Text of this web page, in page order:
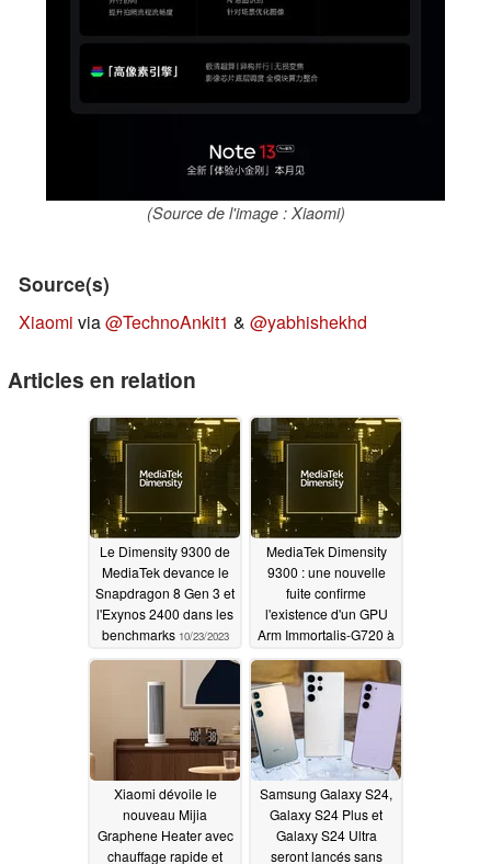
(Source de l'image : Xiaomi)
Source(s)
Xiaomi via@TechnoAnkit1 & @yabhishekhd
Articles en relation
Le Dimensity 9300 de
MediaTek devance le
Snapdragon 8 Gen 3 et
l'Exynos 2400 dans les
benchmarks 10/23/2023
MediaTek Dimensity
9300 : une nouvelle
fuite confirme
l'existence d'un GPU
Arm Immortalis-G720 à
12 cœurs et la vitesse
d'horloge du cœur
Cortex-X4
10/08/2023
Xiaomi dévoile le
nouveau Mijia
Graphene Heater avec
chauffage rapide et
Samsung Galaxy S24,
Galaxy S24 Plus et
Galaxy S24 Ultra
seront lancés sans